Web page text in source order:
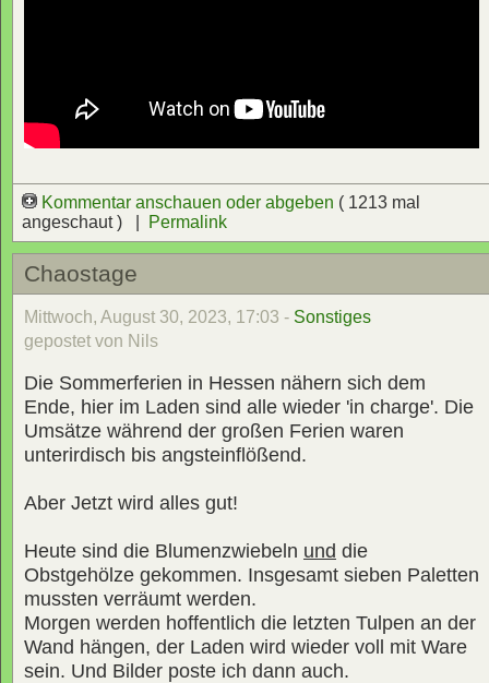
Kommentar anschauen oder abgeben ( 1213 mal
angeschaut ) |
Permalink
Chaostage
Mittwoch, August 30, 2023, 17:03 - Sonstiges
gepostet von Nils
Die Sommerferien in Hessen nähern sich dem
Ende, hier im Laden sind alle wieder 'in charge'. Die
Umsätze während der großen Ferien waren
unterirdisch bis angsteinflößend.
Aber Jetzt wird alles gut!
Heute sind die Blumenzwiebeln und die
Obstgehölze gekommen. Insgesamt sieben Paletten
mussten verräumt werden.
Morgen werden hoffentlich die letzten Tulpen an der
Wand hängen, der Laden wird wieder voll mit Ware
sein. Und Bilder poste ich dann auch.